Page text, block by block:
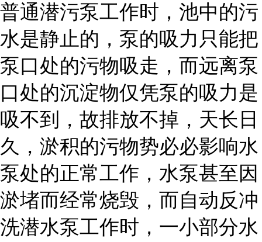
普通潜污泵工作时，池中的污
水是静止的，泵的吸力只能把
泵口处的污物吸走，而远离泵
口处的沉淀物仅凭泵的吸力是
吸不到，故排放不掉，天长日
久，淤积的污物势必必影响水
泵处的正常工作，水泵甚至因
淤堵而经常烧毁，而自动反冲
洗潜水泵工作时，一小部分水